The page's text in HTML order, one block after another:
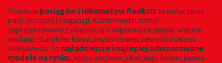
Kolekcja pociągów i lokomotyw Reobrixto połączenie
pasji, precyzji i elegancji. Każdy model został
zaprojektowany z dbałością o najmniejsze detale, wiernie
oddając charakter klasycznych i nowoczesnych maszyn
kolejowych. To najładniejsze i najlepiej odwzorowane
modele na rynku, które zachwycą każdego kolekcjonera